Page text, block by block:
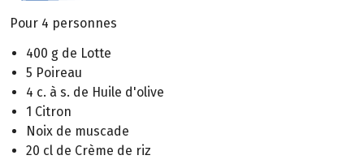
Pour 4 personnes
400 g de Lotte
5 Poireau
4 c. à s. de Huile d'olive
1 Citron
Noix de muscade
20 cl de Crème de riz